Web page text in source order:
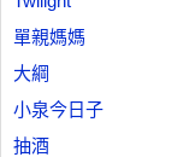
單親媽媽
大綱
小泉今日子
抽酒